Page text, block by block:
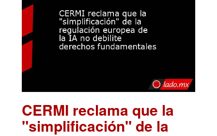
CERMI reclama que la
"simplificación" de la